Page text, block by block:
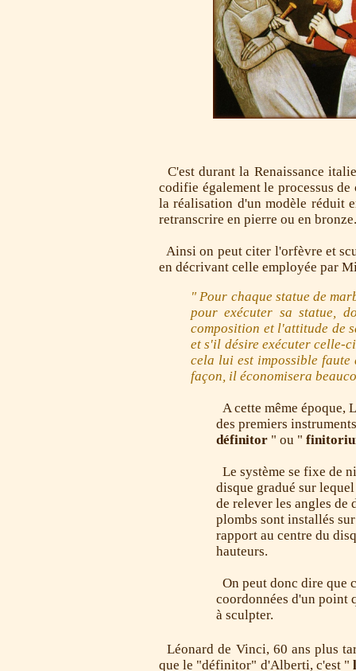
C'est durant la Renaissance
codifie également le processus
la réalisation d'un modèle réduit
retranscrire en pierre ou en bronze.
Ainsi on peut citer l'orfèvre et
en décrivant celle employée par
" Pour chaque statue de
pour exécuter sa statue,
composition et l'attitude de
et s'il désire exécuter celle-
cela lui est impossible faute
façon, il économisera
A cette même époque,
des premiers
définitor " ou "
Le système se fixe de
disque gradué sur
de relever les angles de
plombs sont installés
rapport au centre du
hauteurs.
On peut donc dire que
coordonnées d'un point
à sculpter.
Léonard de Vinci, 60 ans plus
que le "définitor" d'Alberti, c'est "